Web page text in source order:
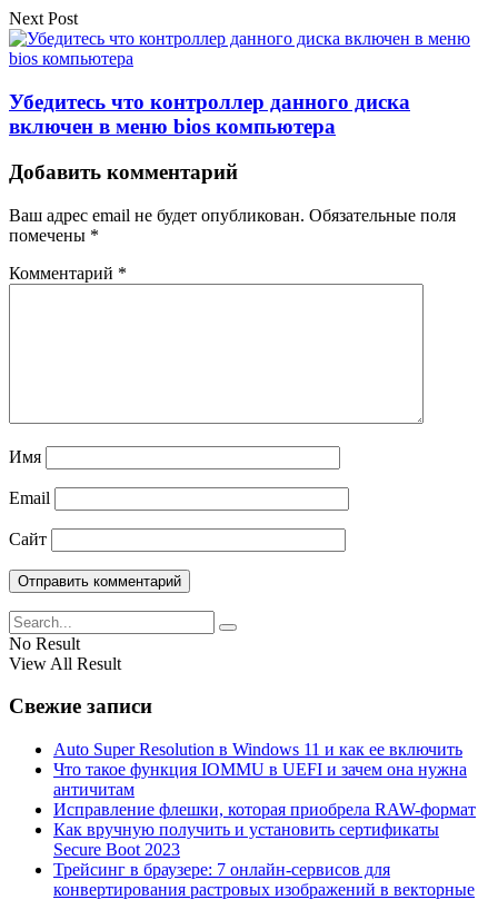
Next Post
Убедитесь что контроллер данного диска
включен в меню bios компьютера
Добавить комментарий
Ваш адрес email не будет опубликован. Обязательные поля
помечены *
Комментарий *
Имя
Email
Сайт
No Result
View All Result
Свежие записи
Auto Super Resolution в Windows 11 и как ее включить
Что такое функция IOMMU в UEFI и зачем она нужна
античитам
Исправление флешки, которая приобрела RAW-формат
Как вручную получить и установить сертификаты
Secure Boot 2023
Трейсинг в браузере: 7 онлайн-сервисов для
конвертирования растровых изображений в векторные